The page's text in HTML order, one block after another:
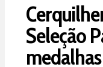
Seleção